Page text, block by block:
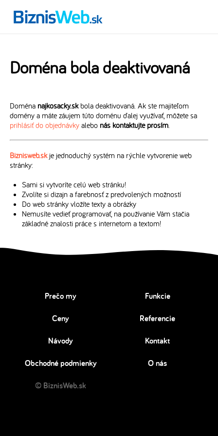
Doména bola deaktivovaná
Doména najkosacky.skbola deaktivovaná. Ak ste majiteľom
domény a máte záujem túto doménu ďalej využívať, môžete sa
prihlásiť do objednávky alebo nás kontaktujte prosím.
Biznisweb.skje jednoduchý systém na rýchle vytvorenie web
stránky:
Sami si vytvoríte celú web stránku!
Zvolíte si dizajn a farebnosť z predvolených možností
Do web stránky vložíte texty a obrázky
Nemusíte vedieť programovať, na používanie Vám stačia
základné znalosti práce s internetom a textom!
Prečo my Funkcie
Ceny Referencie
Návody Kontakt
Obchodné podmienky O nás
© BiznisWeb.sk